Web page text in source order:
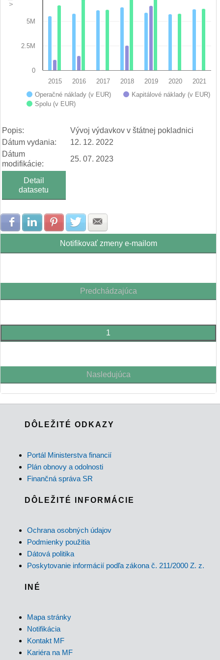
Operačné náklady (v EUR)
Kapitálové náklady (v EUR)
Spolu (v EUR)
2015 2016 2017 2018 2019 2020 2021
0
2.5M
5M
Popis:
Vývoj výdavkov v štátnej pokladnici
Dátum vydania:
12. 12. 2022
Dátum
modifikácie:
25. 07. 2023
Detail
datasetu
Zdielať na Facebook
Zdielať na LinkedIn
Zdielať na Pinterest
Zdielať na Twitter
Notifikovať zmeny e-mailom
Predchádzajúca
1
Nasledujúca
DÔLEŽITÉ ODKAZY
Portál Ministerstva financií
Plán obnovy a odolnosti
Finančná správa SR
DÔLEŽITÉ INFORMÁCIE
Ochrana osobných údajov
Podmienky použitia
Dátová politika
Poskytovanie informácií podľa zákona č. 211/2000 Z. z.
INÉ
Mapa stránky
Notifikácia
Kontakt MF
Kariéra na MF